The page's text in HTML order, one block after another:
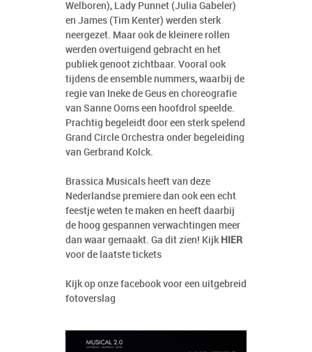
Welboren), Lady Punnet (Julia Gabeler)
en James (Tim Kenter) werden sterk
neergezet. Maar ook de kleinere rollen
werden overtuigend gebracht en het
publiek genoot zichtbaar. Vooral ook
tijdens de ensemble nummers, waarbij de
regie van Ineke de Geus en choreografie
van Sanne Ooms een hoofdrol speelde.
Prachtig begeleidt door een sterk spelend
Grand Circle Orchestra onder begeleiding
van Gerbrand Kolck.
Brassica Musicals heeft van deze
Nederlandse premiere dan ook een echt
feestje weten te maken en heeft daarbij
de hoog gespannen verwachtingen meer
dan waar gemaakt. Ga dit zien! Kijk HIER
voor de laatste tickets
Kijk op onze facebook voor een uitgebreid
fotoverslag